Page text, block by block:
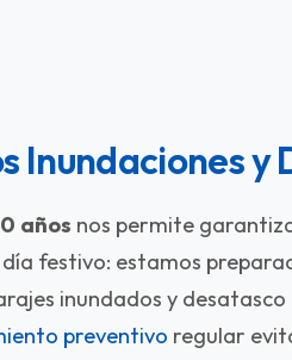
Inundaciones y
años nos permite
festivo: estamos
inundados y
preventivo regular